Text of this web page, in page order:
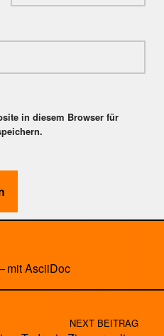
in diesem Browser für
mit AsciiDoc
NEXT BEITRAG